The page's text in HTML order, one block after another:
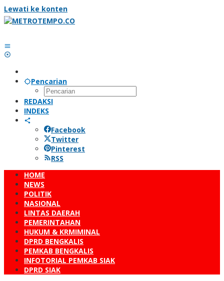
Lewati ke konten
Pencarian
REDAKSI
INDEKS
Facebook
Twitter
Pinterest
RSS
HOME
NEWS
POLITIK
NASIONAL
LINTAS DAERAH
PEMERINTAHAN
HUKUM & KRMIMINAL
DPRD BENGKALIS
PEMKAB BENGKALIS
INFOTORIAL PEMKAB SIAK
DPRD SIAK